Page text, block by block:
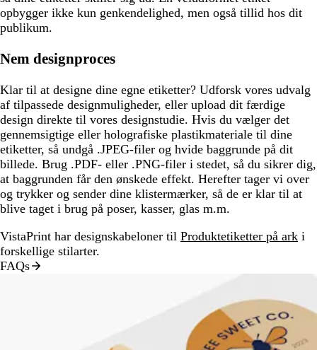
opbygger ikke kun genkendelighed, men også tillid hos dit
publikum.
Nem designproces
Klar til at designe dine egne etiketter? Udforsk vores udvalg
af tilpassede designmuligheder, eller upload dit færdige
design direkte til vores designstudie. Hvis du vælger det
gennemsigtige eller holografiske plastikmateriale til dine
etiketter, så undgå .JPEG-filer og hvide baggrunde på dit
billede. Brug .PDF- eller .PNG-filer i stedet, så du sikrer dig,
at baggrunden får den ønskede effekt. Herefter tager vi over
og trykker og sender dine klistermærker, så de er klar til at
blive taget i brug på poser, kasser, glas m.m.
VistaPrint har designskabeloner til Produktetiketter på ark i
forskellige stilarter.
FAQs